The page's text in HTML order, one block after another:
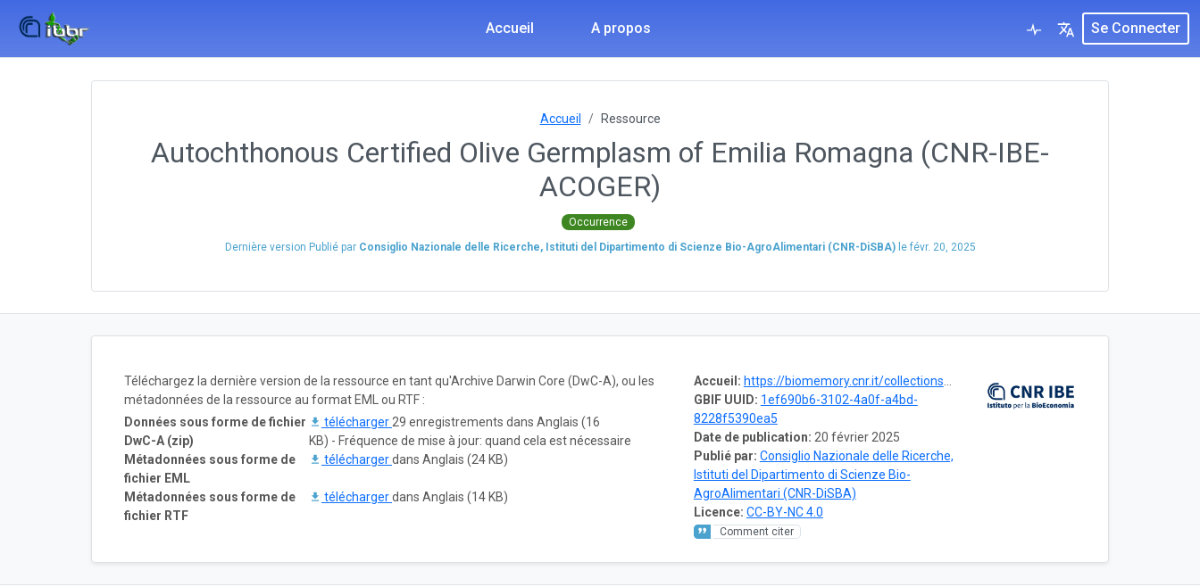
Accueil A propos Se Connecter
Accueil Ressource
Autochthonous Certified Olive Germplasm of Emilia Romagna (CNR-IBE-
ACOGER)
Occurrence
Dernière version Publié par Consiglio Nazionale delle Ricerche, Istituti del Dipartimento di Scienze Bio-AgroAlimentari (CNR-DiSBA)le févr. 20, 2025
Accueil: https://biomemory.cnr.it/collections/CNR-IBE-ACOGER
GBIF UUID: 1ef690b6-3102-4a0f-a4bd-
8228f5390ea5
Date de publication: 20 février 2025
Publié par: Consiglio Nazionale delle Ricerche,
Istituti del Dipartimento di Scienze Bio-
AgroAlimentari (CNR-DiSBA)
Licence: CC-BY-NC 4.0
Comment citer
Téléchargez la dernière version de la ressource en tant qu'Archive Darwin Core (DwC-A), ou les
métadonnées de la ressource au format EML ou RTF :
Données sous forme de fichier
DwC-A (zip)
télécharger 29 enregistrements dans Anglais (16
KB) - Fréquence de mise à jour: quand cela est nécessaire
Métadonnées sous forme de
fichier EML
téléchargerdans Anglais (24 KB)
Métadonnées sous forme de
fichier RTF
téléchargerdans Anglais (14 KB)